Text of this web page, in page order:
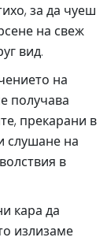
за да чуеш
на свеж
вид.
на
получава
прекарани в
слушане на
в
кара да
излизаме